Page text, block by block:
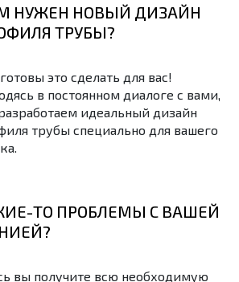
НУЖЕН НОВЫЙ ДИЗАЙН
ТРУБЫ?
это сделать для вас!
в постоянном диалоге с вами,
идеальный дизайн
трубы специально для вашего
ТО ПРОБЛЕМЫ С ВАШЕЙ
вы получите всю необходимую